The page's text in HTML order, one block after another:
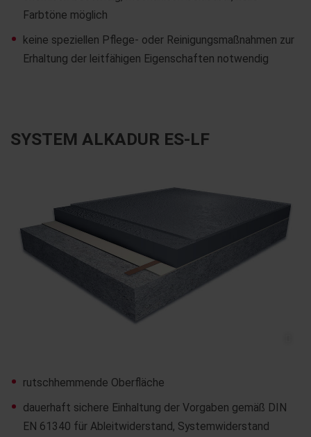
Farbtöne möglich
keine speziellen Pflege- oder Reinigungsmaßnahmen zur
Erhaltung der leitfähigen Eigenschaften notwendig
SYSTEM ALKADUR ES-LF
rutschhemmende Oberfläche
dauerhaft sichere Einhaltung der Vorgaben gemäß DIN
EN 61340 für Ableitwiderstand, Systemwiderstand